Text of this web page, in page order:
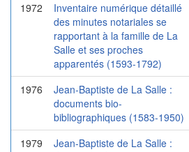
1972
Inventaire numérique détaillé
des minutes notariales se
rapportant à la famille de La
Salle et ses proches
apparentés (1593-1792)
1976
Jean-Baptiste de La Salle :
documents bio-
bibliographiques (1583-1950)
1979
Jean-Baptiste de La Salle :